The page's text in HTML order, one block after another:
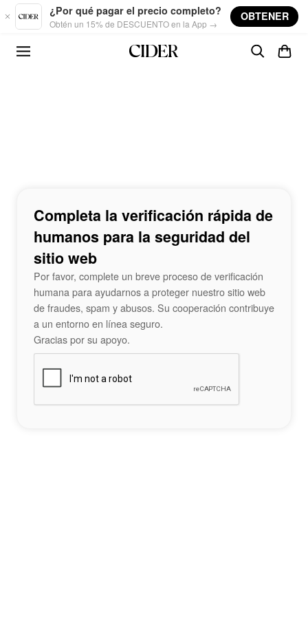
Skip to main content
¿Por qué pagar el precio completo?
Obtén un 15% de DESCUENTO en la App →
OBTENER
Completa la verificación rápida de
humanos para la seguridad del
sitio web
Por favor, complete un breve proceso de verificación
humana para ayudarnos a proteger nuestro sitio web
de fraudes, spam y abusos. Su cooperación contribuye
a un entorno en línea seguro.
Gracias por su apoyo.